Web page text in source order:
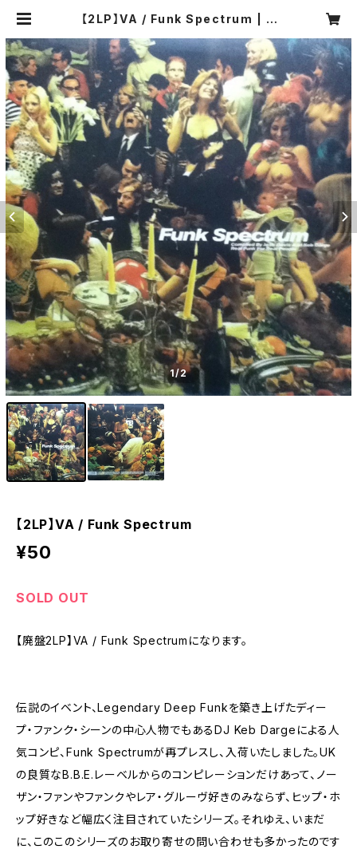
【2LP】VA / Funk Spectrum | C
1/2
【2LP】VA / Funk Spectrum
¥50
SOLD OUT
【廃盤2LP】VA / Funk Spectrumになります。
伝説のイベント、Legendary Deep Funkを築き上げたディー
プ・ファンク・シーンの中心人物でもあるDJ Keb Dargeによる人
気コンピ、Funk Spectrumが再プレスし、入荷いたしました。UK
の良質なB.B.E.レーベルからのコンピレーションだけあって、ノー
ザン・ファンやファンクやレア・グルーヴ好きのみならず、ヒップ・ホ
ップ好きなど幅広く注目されていたシリーズ。それゆえ、いまだ
に、このこのシリーズのお取り寄せの問い合わせも多かったのです